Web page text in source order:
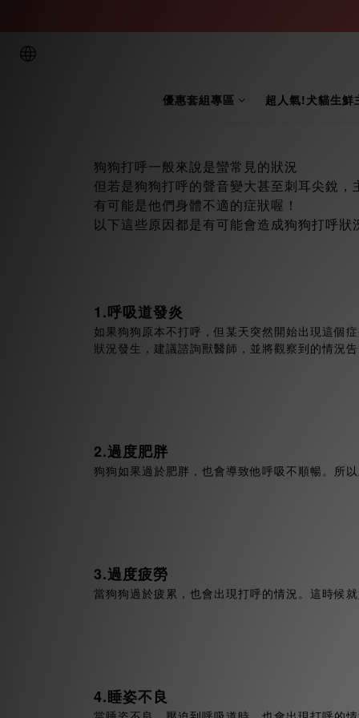
優惠套組專區 超人氣!犬貓生鮮
狗狗打呼一般來說是蠻常見的狀況
但若是狗狗打呼的聲音變大甚至刺耳尖銳
有可能是他們身體不適的症狀喔！
以下這些原因都是有可能會造成狗狗打呼狀
1.呼吸道發炎
如果狗狗原本不打呼，但某天突然開始出現這個
狀況發生，建議諮詢獸醫師，並將觀察到的情況
2.過度肥胖
狗狗如果過於肥胖，也會導致他呼吸不順暢。所
3.過度疲勞
當狗狗過於疲累，也會出現打呼的情況。這時候
4.睡姿不良